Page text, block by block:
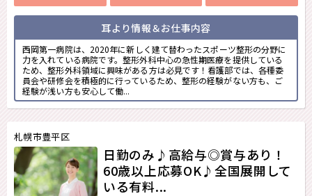
耳より情報＆お仕事内容
西岡第一病院は、2020年に新しく建て替わったスポーツ整形の分野に
力を入れている病院です。整形外科中心の急性期医療を提供している
ため、整形外科領域に興味がある方は必見です！看護部では、各種委
員会や研修会を積極的に行っているため、整形の経験がない方も、ご
経験が浅い方も安心して働...
札幌市豊平区
日勤のみ♪高給与◎賞与あり！
60歳以上応募OK♪全国展開して
いる有料...